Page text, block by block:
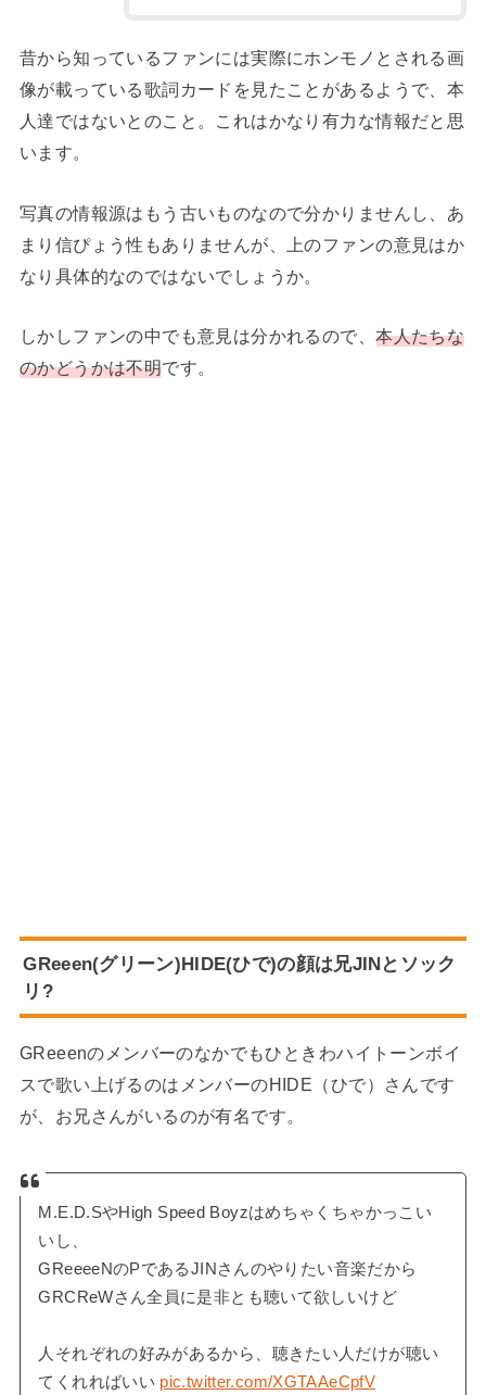
昔から知っているファンには実際にホンモノとされる画
像が載っている歌詞カードを見たことがあるようで、本
人達ではないとのこと。これはかなり有力な情報だと思
います。
写真の情報源はもう古いものなので分かりませんし、あ
まり信ぴょう性もありませんが、上のファンの意見はか
なり具体的なのではないでしょうか。
しかしファンの中でも意見は分かれるので、本人たちな
のかどうかは不明です。
GReeen(グリーン)HIDE(ひで)の顔は兄JINとソック
リ?
GReeenのメンバーのなかでもひときわハイトーンボイ
スで歌い上げるのはメンバーのHIDE（ひで）さんです
が、お兄さんがいるのが有名です。
M.E.D.SやHigh Speed Boyzはめちゃくちゃかっこい
いし、
GReeeeNのPであるJINさんのやりたい音楽だから
GRCReWさん全員に是非とも聴いて欲しいけど
人それぞれの好みがあるから、聴きたい人だけが聴い
てくれればいい pic.twitter.com/XGTAAeCpfV